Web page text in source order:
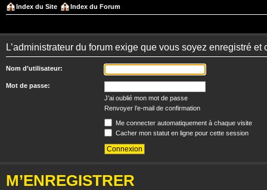
Index du Site Index du Forum
L’administrateur du forum exige que vous soyez enregistré
Nom d’utilisateur:
Mot de passe:
J’ai oublié mon mot de passe
Renvoyer l’e-mail de confirmation
Me connecter automatiquement à chaque visite
Cacher mon statut en ligne pour cette session
M’ENREGISTRER